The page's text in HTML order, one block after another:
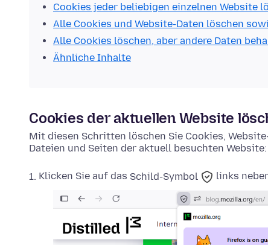
Cookies jeder beliebigen einzelnen Website
Alle Cookies und Website-Daten löschen
Alle Cookies löschen, aber andere Daten
Ähnliche Inhalte
Cookies der aktuellen Website
Mit diesen Schritten löschen Sie Cookies,
Dateien und Seiten der aktuell besuchten Website:
Klicken Sie auf das Schild-Symbol links